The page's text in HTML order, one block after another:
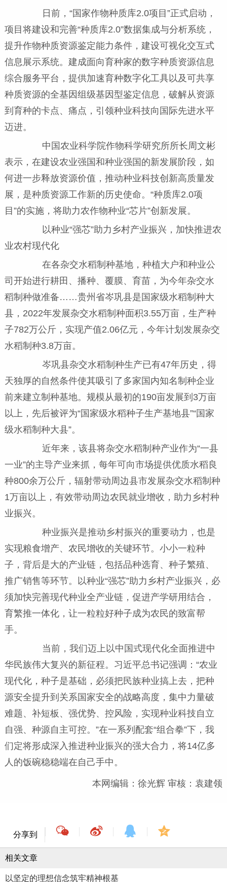
日前，“国家作物种质库2.0项目”正式启动，
项目将建设和完善“种质库2.0”数据集成与分析系统，
提升作物种质资源鉴定能力条件，建设可视化交互式
信息展示系统。建成面向育种家的数字种质资源信息
综合服务平台，提供加速育种数字化工具以及可共享
种质资源的全基因组级基因型鉴定信息，破解从资源
到育种的卡点、痛点，引领种业科技向国际先进水平
迈进。
中国农业科学院作物科学研究所所长周文彬
表示，在建设农业强国和种业强国的新发展阶段，如
何进一步释放资源价值，推动种业科技创新高质量发
展，是种质资源工作新的历史使命。“种质库2.0项
目”的实施，将助力农作物种业“芯片”创新发展。
以种业“强芯”助力乡村产业振兴，加快推进农
业农村现代化
在各杂交水稻制种基地，种植大户和种业公
司开始进行耕田、播种、覆膜、育苗，为今年杂交水
稻制种做准备……贵州省岑巩县是国家级水稻制种大
县，2022年发展杂交水稻制种面积3.55万亩，生产种
子782万公斤，实现产值2.06亿元，今年计划发展杂交
水稻制种3.8万亩。
岑巩县杂交水稻制种生产已有47年历史，得
天独厚的自然条件使其吸引了多家国内知名制种企业
前来建立制种基地。规模从最初的190亩发展到3万亩
以上，先后被评为“国家级水稻种子生产基地县”“国家
级水稻制种大县”。
近年来，该县将杂交水稻制种产业作为“一县
一业”的主导产业来抓，每年可向市场提供优质水稻良
种800余万公斤，辐射带动周边县市发展杂交水稻制种
1万亩以上，有效带动周边农民就业增收，助力乡村种
业振兴。
种业振兴是推动乡村振兴的重要动力，也是
实现粮食增产、农民增收的关键环节。小小一粒种
子，背后是大的产业链，包括品种选育、种子繁殖、
推广销售等环节。以种业“强芯”助力乡村产业振兴，必
须加快完善现代种业全产业链，促进产学研用结合，
育繁推一体化，让一粒粒好种子成为农民的致富帮
手。
当前，我们迈上以中国式现代化全面推进中
华民族伟大复兴的新征程。习近平总书记强调：“农业
现代化，种子是基础，必须把民族种业搞上去，把种
源安全提升到关系国家安全的战略高度，集中力量破
难题、补短板、强优势、控风险，实现种业科技自立
自强、种源自主可控。”在一系列配套“组合拳”下，我
们定将形成深入推进种业振兴的强大合力，将14亿多
人的饭碗稳稳端在自己手中。
本网编辑：徐光辉 审核：袁建领
分享到
相关文章
以坚定的理想信念筑牢精神根基